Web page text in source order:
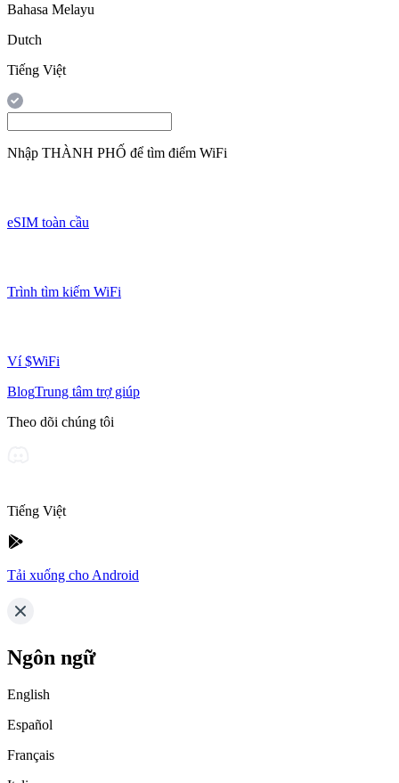
Bahasa Melayu
Dutch
Tiếng Việt
Nhập THÀNH PHỐ để tìm điểm WiFi
eSIM toàn cầu
Trình tìm kiếm WiFi
Ví $WiFi
BlogTrung tâm trợ giúp
Theo dõi chúng tôi
Tiếng Việt
Tải xuống cho Android
Ngôn ngữ
English
Español
Français